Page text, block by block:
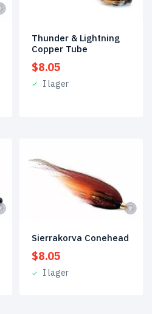
Thunder & Lightning
Copper Tube
$8.05
I lager
Sierrakorva Conehead
$8.05
I lager